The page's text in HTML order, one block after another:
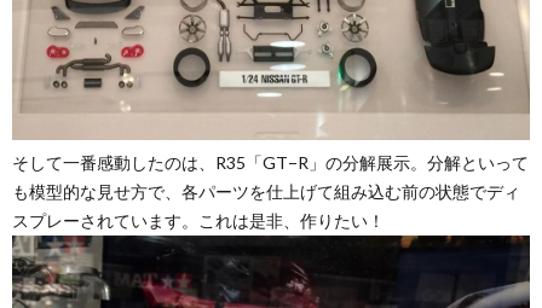
そして一番感動したのは、R35「GT−R」の分解展示。分解といって
も模型的な見せ方で、各パーツを仕上げて組み込む前の状態でディ
スプレーされています。これは是非、作りたい！